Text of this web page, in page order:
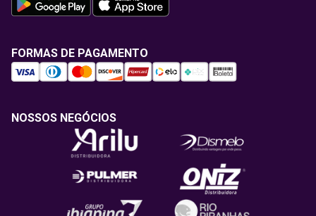
FORMAS DE PAGAMENTO
NOSSOS NEGÓCIOS